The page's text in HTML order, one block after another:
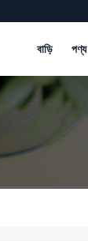
বাড়ি পণ্য